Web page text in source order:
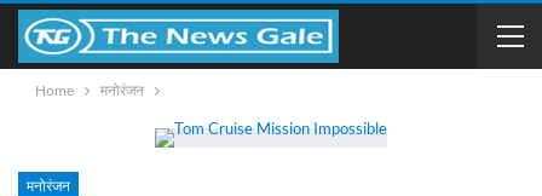
Home मनोरंजन
मनोरंजन